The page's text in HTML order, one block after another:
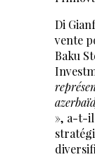
Di
vente
Baku
», a-t-il